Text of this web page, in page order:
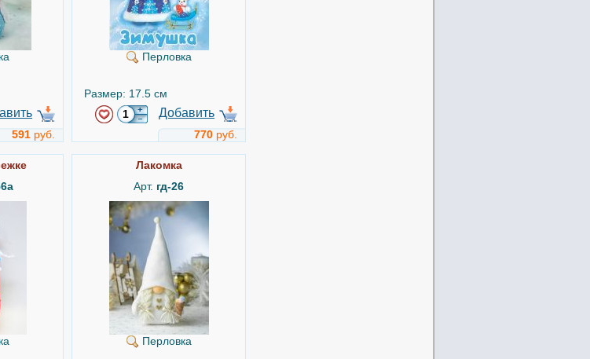
591 руб.
Перловка
Размер: 17.5 см
Добавить
770 руб.
Лакомка
Арт. гд-26
Перловка